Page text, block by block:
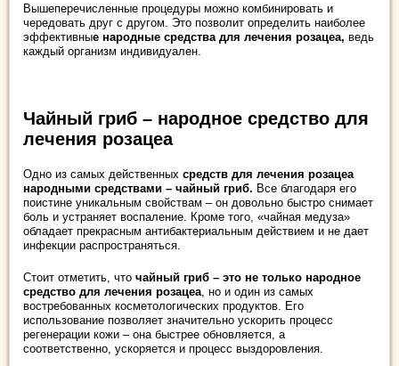
Вышеперечисленные процедуры можно комбинировать и
чередовать друг с другом. Это позволит определить наиболее
эффективные народные средства для лечения розацеа, ведь
каждый организм индивидуален.
Чайный гриб – народное средство для
лечения розацеа
Одно из самых действенных средств для лечения розацеа
народными средствами – чайный гриб. Все благодаря его
поистине уникальным свойствам – он довольно быстро снимает
боль и устраняет воспаление. Кроме того, «чайная медуза»
обладает прекрасным антибактериальным действием и не дает
инфекции распространяться.
Стоит отметить, что чайный гриб – это не только народное
средство для лечения розацеа, но и один из самых
востребованных косметологических продуктов. Его
использование позволяет значительно ускорить процесс
регенерации кожи – она быстрее обновляется, а
соответственно, ускоряется и процесс выздоровления.